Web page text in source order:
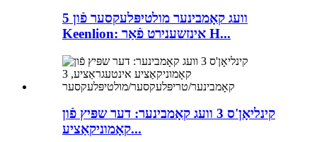
5 וועג קאָמבינער מולטיפּלעקסער פֿון
Keenlion: אינזשענירט פֿאַר H...
קינליאָן'ס 3 וועג קאָמבינער: דער שפּיץ פֿון
קאָמוניקאַציע...